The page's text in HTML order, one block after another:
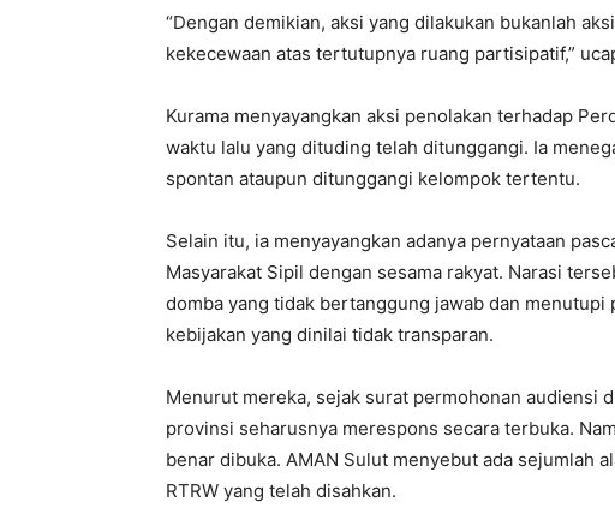
‎“Dengan demikian, aksi yang dilakukan bukanlah
kekecewaan atas tertutupnya ruang partisipatif,”
Kurama menyayangkan aksi penolakan terhadap
waktu lalu yang dituding telah ditunggangi. Ia
spontan ataupun ditunggangi kelompok tertentu.
‎Selain itu, ia menyayangkan adanya pernyataan
Masyarakat Sipil dengan sesama rakyat. Narasi
domba yang tidak bertanggung jawab dan
kebijakan yang dinilai tidak transparan.
‎Menurut mereka, sejak surat permohonan audiensi
provinsi seharusnya merespons secara terbuka.
benar dibuka. ‎AMAN Sulut menyebut ada sejumlah
RTRW yang telah disahkan.